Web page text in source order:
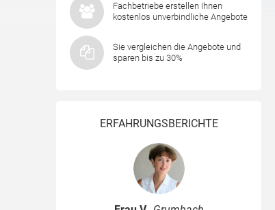
Fachbetriebe erstellen Ihnen
kostenlos unverbindliche Angebote
Sie vergleichen die Angebote und
sparen bis zu 30%
ERFAHRUNGSBERICHTE